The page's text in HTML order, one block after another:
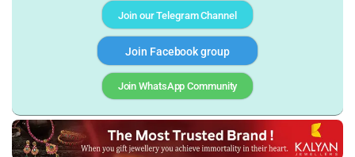
Join our Telegram Channel
Join Facebook group
Join WhatsApp Community